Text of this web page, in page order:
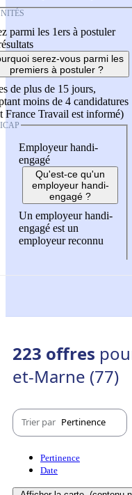
parmi les 1ers à postuler
serez-vous parmi les
premiers à postuler ?
de plus de 15 jours,
moins de 4 candidatures
France Travail est informé)
Employeur handi-
engagé
Qu'est-ce qu'un
employeur handi-
engagé ?
Un employeur handi-
engagé est un
employeur reconnu
223 offres
et-Marne (77)
Trier par Pertinence
Pertinence
Date